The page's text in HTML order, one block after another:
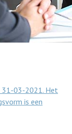
31-03-2021. Het
is een